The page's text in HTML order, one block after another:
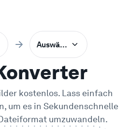
Auswählen
kostenlos. Lass einfach
um es in Sekundenschnelle
umzuwandeln.